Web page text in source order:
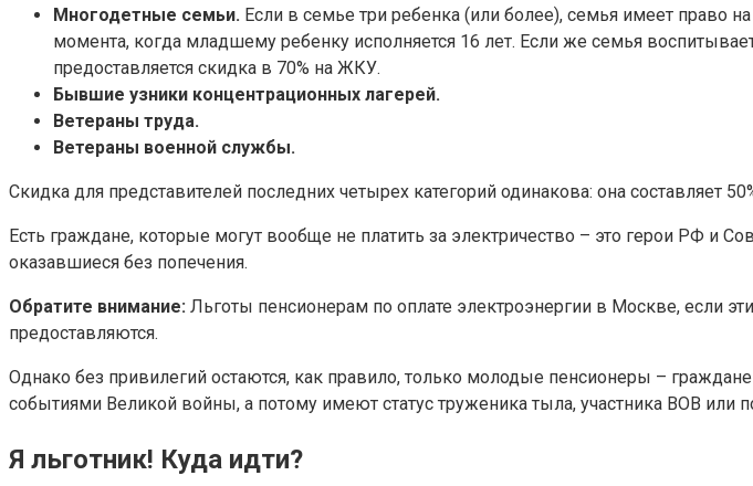
Многодетные семьи. Если в семье три ребенка (или более), семья имеет право
момента, когда младшему ребенку исполняется 16 лет. Если же семья
предоставляется скидка в 70% на ЖКУ.
Бывшие узники концентрационных лагерей.
Ветераны труда.
Ветераны военной службы.
Скидка для представителей последних четырех категорий одинакова: она составляет
Есть граждане, которые могут вообще не платить за электричество – это герои РФ и
оказавшиеся без попечения.
Обратите внимание: Льготы пенсионерам по оплате электроэнергии в Москве, если
предоставляются.
Однако без привилегий остаются, как правило, только молодые пенсионеры –
событиями Великой войны, а потому имеют статус труженика тыла, участника ВОВ
Я льготник! Куда идти?